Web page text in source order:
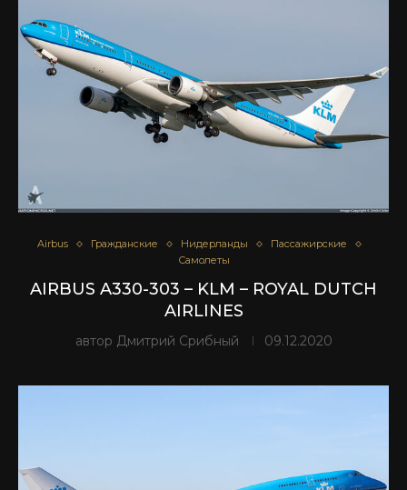
Airbus Гражданские Нидерланды
Пассажирские
Самолеты
AIRBUS A330-303 – KLM – ROYAL DUTCH
AIRLINES
автор Дмитрий Срибный 09.12.2020